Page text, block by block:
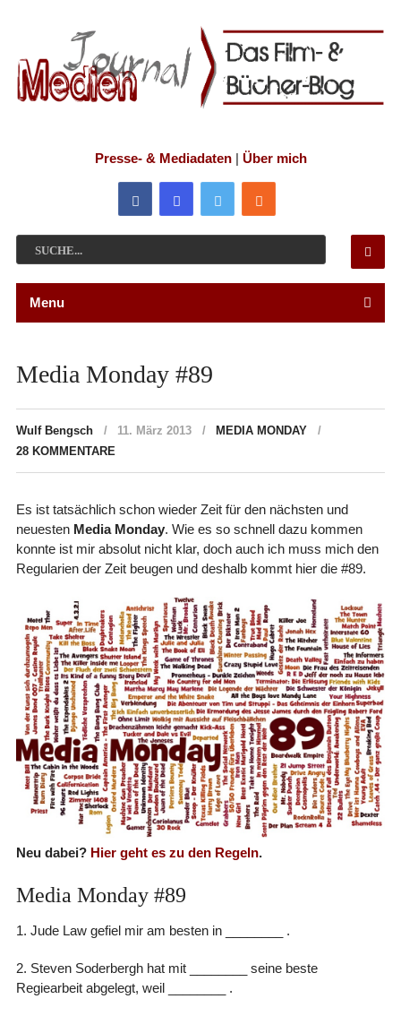
Presse- & Mediadaten| Über mich
Menu
Media Monday #89
Wulf Bengsch 11. März 2013
MEDIA MONDAY
28 KOMMENTARE
Es ist tatsächlich schon wieder Zeit für den nächsten und
neuesten Media Monday. Wie es so schnell dazu kommen
konnte ist mir absolut nicht klar, doch auch ich muss mich den
Regularien der Zeit beugen und deshalb kommt hier die #89.
Neu dabei? Hier geht es zu den Regeln.
Media Monday #89
1. Jude Law gefiel mir am besten in ________ .
2. Steven Soderbergh hat mit ________ seine beste
Regiearbeit abgelegt, weil ________ .